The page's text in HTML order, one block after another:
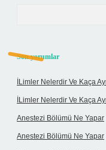
Son yorumlar
İLimler Nelerdir Ve Kaça
İLimler Nelerdir Ve Kaça
Anestezi Bölümü Ne Yapar
Anestezi Bölümü Ne Yapar